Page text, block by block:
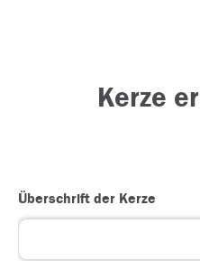
Kerze
Überschrift der Kerze